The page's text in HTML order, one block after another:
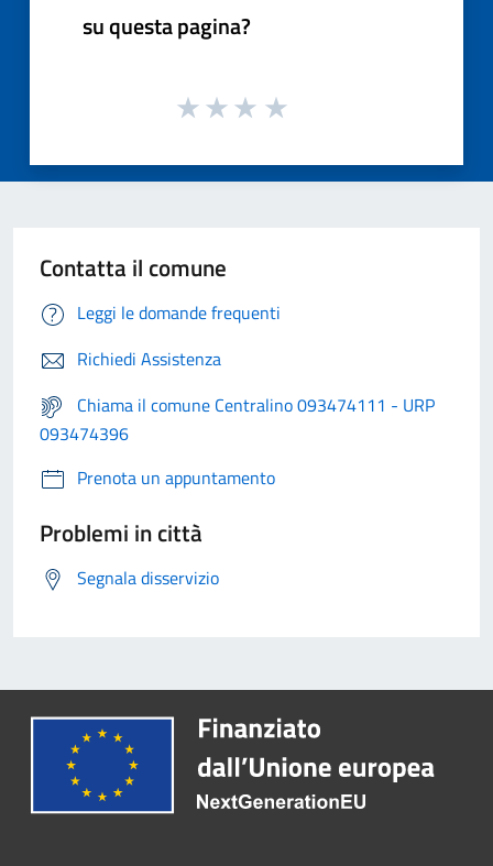
su questa pagina?
Contatta il comune
Leggi le domande frequenti
Richiedi Assistenza
Chiama il comune Centralino 093474111 - URP
093474396
Prenota un appuntamento
Problemi in città
Segnala disservizio